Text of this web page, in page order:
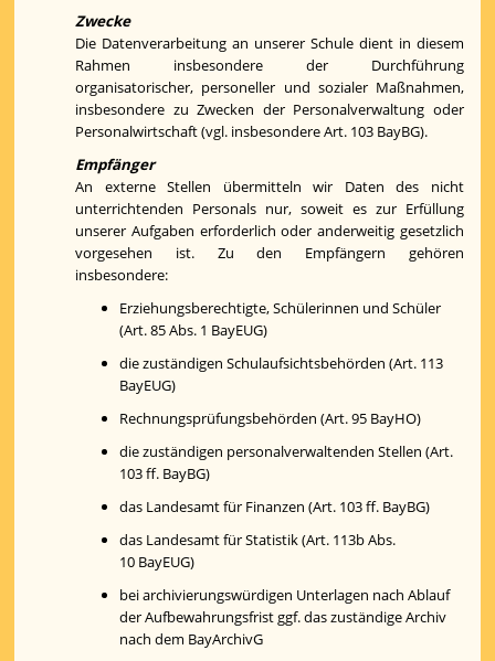
Zwecke
Die Datenverarbeitung an unserer Schule dient in diesem
Rahmen insbesondere der Durchführung
organisatorischer, personeller und sozialer Maßnahmen,
insbesondere zu Zwecken der Personalverwaltung oder
Personalwirtschaft (vgl. insbesondere Art. 103 BayBG).
Empfänger
An externe Stellen übermitteln wir Daten des nicht
unterrichtenden Personals nur, soweit es zur Erfüllung
unserer Aufgaben erforderlich oder anderweitig gesetzlich
vorgesehen ist. Zu den Empfängern gehören
insbesondere:
Erziehungsberechtigte, Schülerinnen und Schüler
(Art. 85 Abs. 1 BayEUG)
die zuständigen Schulaufsichtsbehörden (Art. 113
BayEUG)
Rechnungsprüfungsbehörden (Art. 95 BayHO)
die zuständigen personalverwaltenden Stellen (Art.
103 ff. BayBG)
das Landesamt für Finanzen (Art. 103 ff. BayBG)
das Landesamt für Statistik (Art. 113b Abs.
10 BayEUG)
bei archivierungswürdigen Unterlagen nach Ablauf
der Aufbewahrungsfrist ggf. das zuständige Archiv
nach dem BayArchivG